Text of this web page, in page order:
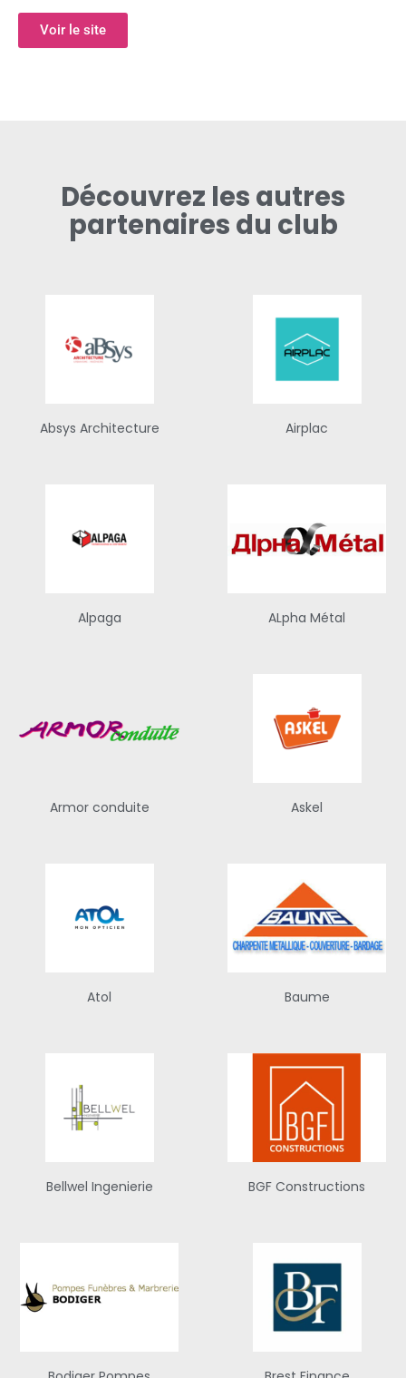
Voir le site
Découvrez les autres
partenaires du club
Absys Architecture Airplac
Alpaga ALpha Métal
Armor conduite Askel
Atol Baume
Bellwel Ingenierie BGF Constructions